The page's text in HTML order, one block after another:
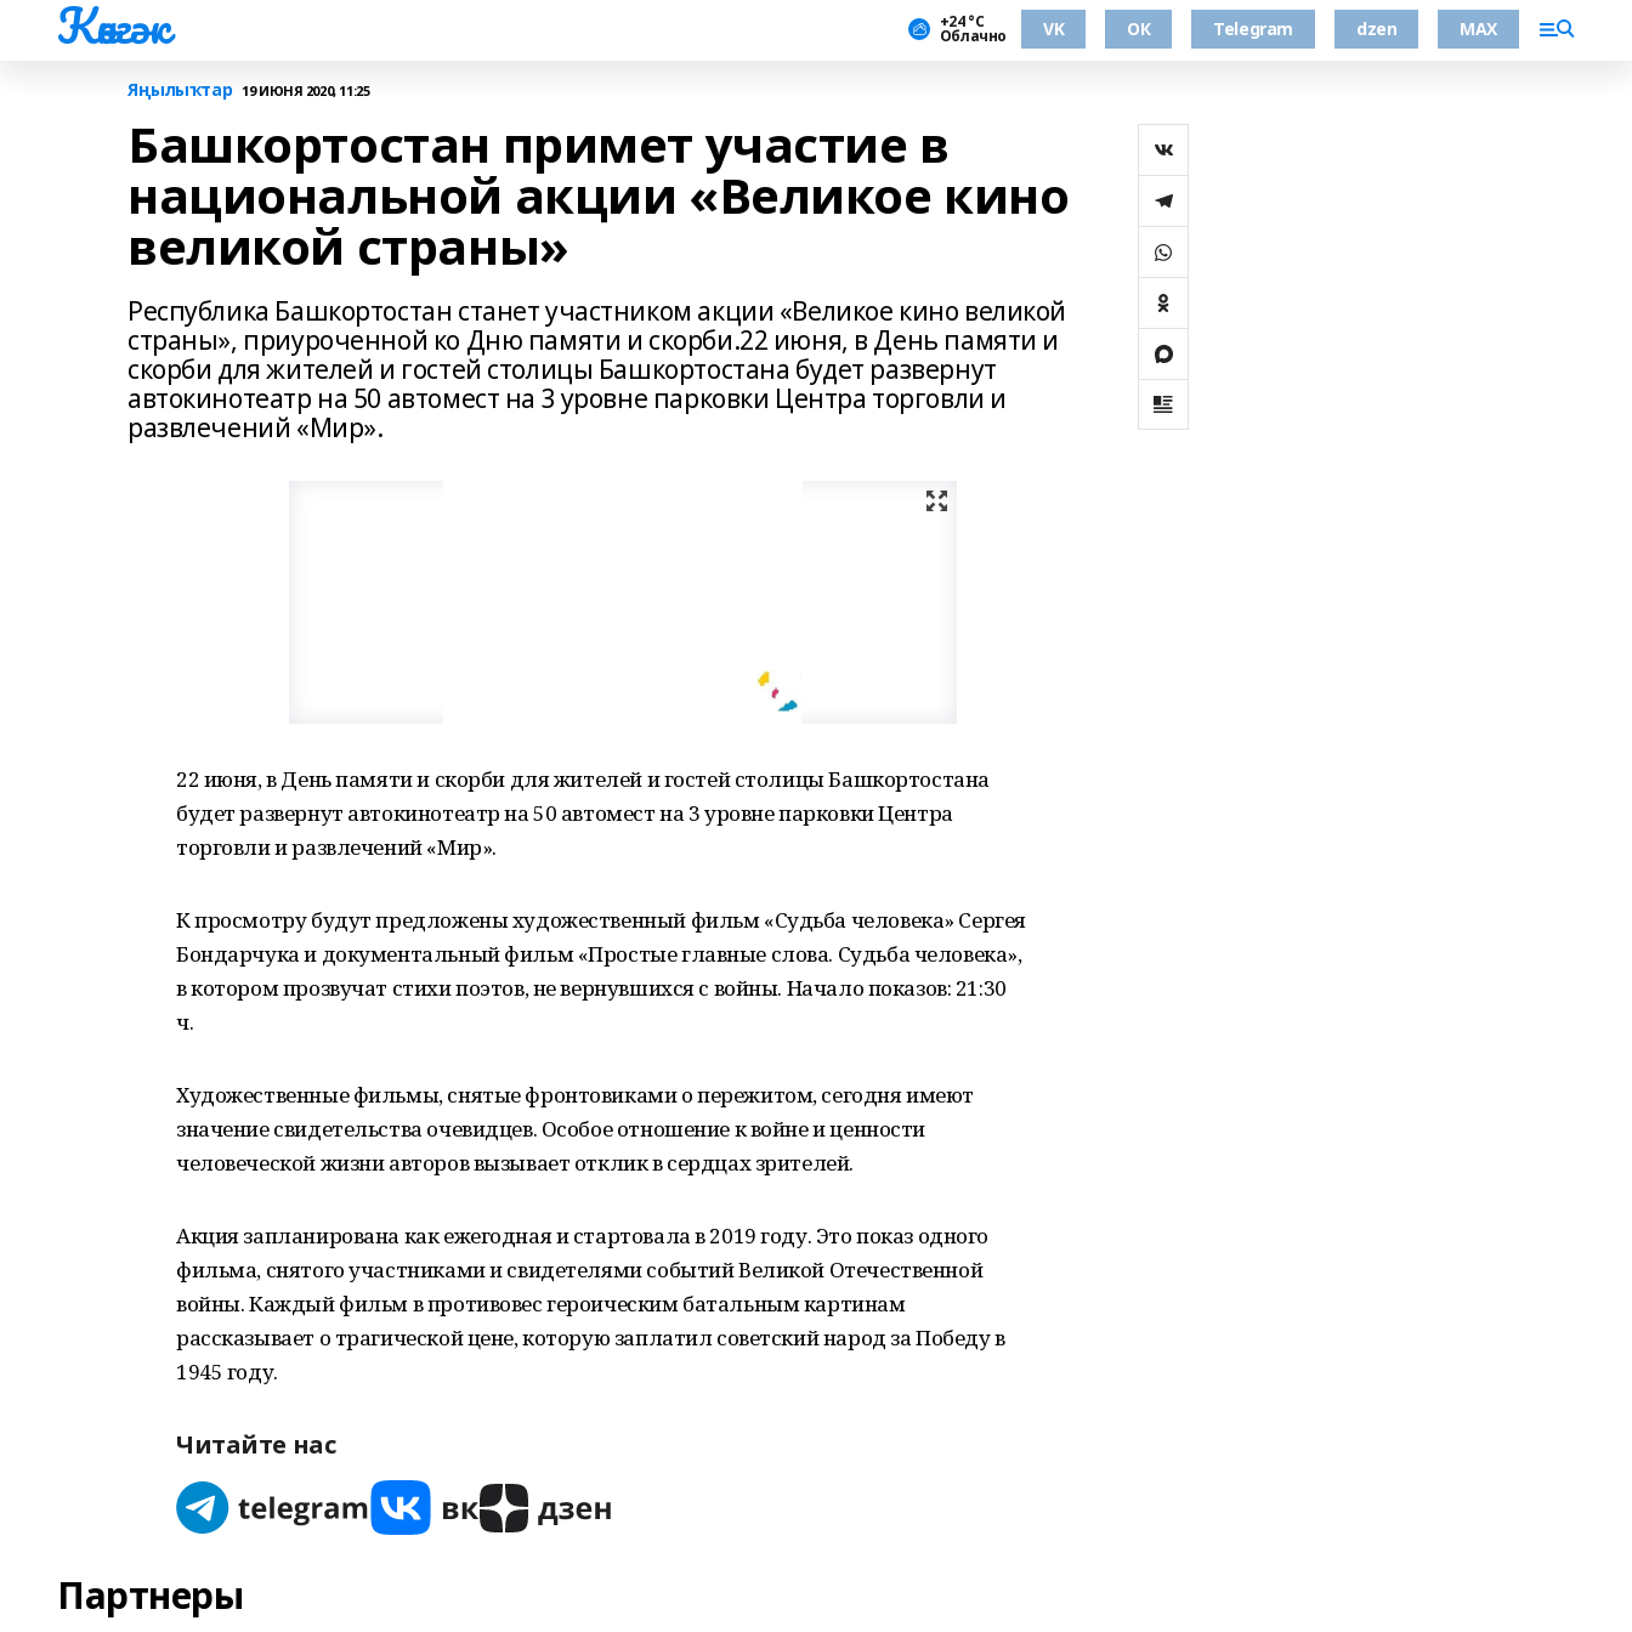
Көнгәк +24 °С
Облачно VK ОК Telegram dzen MAX
Яңылыҡтар 19 ИЮНЯ 2020, 11:25
Башкортостан примет участие в
национальной акции «Великое кино
великой страны»
Республика Башкортостан станет участником акции «Великое кино великой
страны», приуроченной ко Дню памяти и скорби.22 июня, в День памяти и
скорби для жителей и гостей столицы Башкортостана будет развернут
автокинотеатр на 50 автомест на 3 уровне парковки Центра торговли и
развлечений «Мир».
22 июня, в День памяти и скорби для жителей и гостей столицы Башкортостана
будет развернут автокинотеатр на 50 автомест на 3 уровне парковки Центра
торговли и развлечений «Мир».
К просмотру будут предложены художественный фильм «Судьба человека» Сергея
Бондарчука и документальный фильм «Простые главные слова. Судьба человека»,
в котором прозвучат стихи поэтов, не вернувшихся с войны. Начало показов: 21:30
ч.
Художественные фильмы, снятые фронтовиками о пережитом, сегодня имеют
значение свидетельства очевидцев. Особое отношение к войне и ценности
человеческой жизни авторов вызывает отклик в сердцах зрителей.
Акция запланирована как ежегодная и стартовала в 2019 году. Это показ одного
фильма, снятого участниками и свидетелями событий Великой Отечественной
войны. Каждый фильм в противовес героическим батальным картинам
рассказывает о трагической цене, которую заплатил советский народ за Победу в
1945 году.
Читайте нас
Партнеры